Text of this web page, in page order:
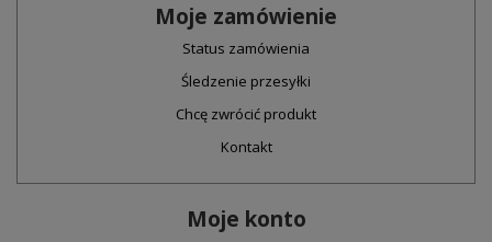
Moje zamówienie
Status zamówienia
Śledzenie przesyłki
Chcę zwrócić produkt
Kontakt
Moje konto